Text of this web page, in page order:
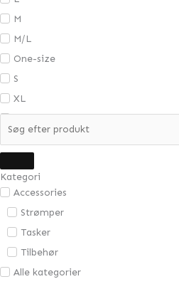
M
M/L
One-size
S
XL
XS
XS/S
Kategori
Accessories
Strømper
Tasker
Tilbehør
Alle kategorier